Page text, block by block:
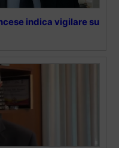
indica vigilare su